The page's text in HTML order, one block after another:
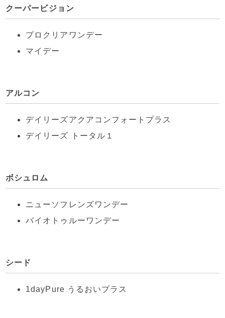
クーパービジョン
プロクリアワンデー
マイデー
アルコン
デイリーズアクアコンフォートプラス
デイリーズ トータル１
ボシュロム
ニューソフレンズワンデー
バイオトゥルーワンデー
シード
1dayPure うるおいプラス